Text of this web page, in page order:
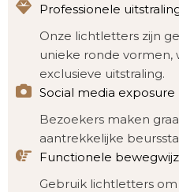
Professionele
Onze lichtletters zijn
unieke ronde vormen,
exclusieve uitstraling.
Social media exposure
Bezoekers maken
aantrekkelijke
Functionele
Gebruik lichtletters